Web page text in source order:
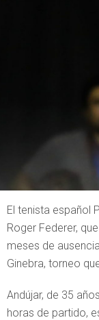
El tenista español
Roger Federer,
meses de
Ginebra, torneo
Andújar, de 35
horas de partido,